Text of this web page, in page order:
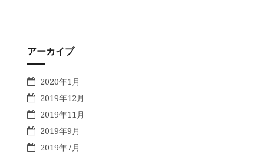
アーカイブ
2020年1月
2019年12月
2019年11月
2019年9月
2019年7月